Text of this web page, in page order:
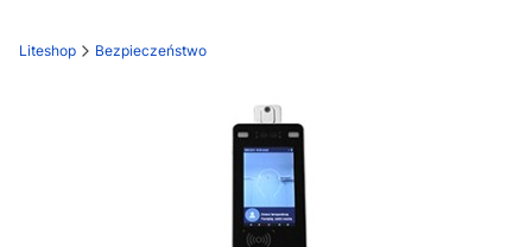
Liteshop Bezpieczeństwo